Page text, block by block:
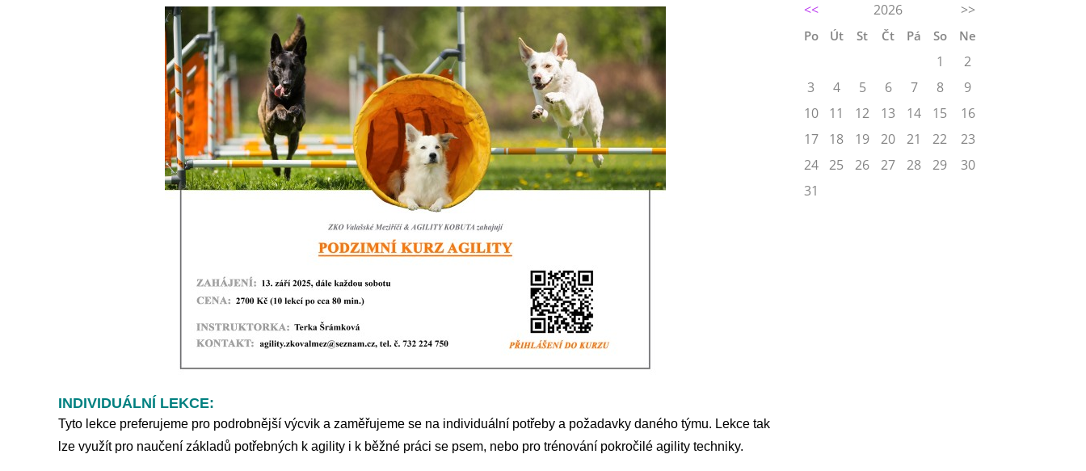
INDIVIDUÁLNÍ LEKCE:
Tyto lekce preferujeme pro podrobnější výcvik a zaměřujeme se na individuální potřeby a požadavky daného týmu. Lekce tak
lze využít pro naučení základů potřebných k agility i k běžné práci se psem, nebo pro trénování pokročilé agility techniky.
<<
2026 >>
Po Út St Čt Pá So Ne
1
2
3
4 5 6 7 8
9
10
11 12 13 14 15
16
17
18 19 20 21 22
23
24
25 26 27 28 29
30
31